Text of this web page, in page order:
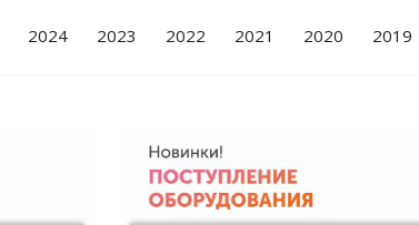
2024 2023 2022 2021 2020 2019